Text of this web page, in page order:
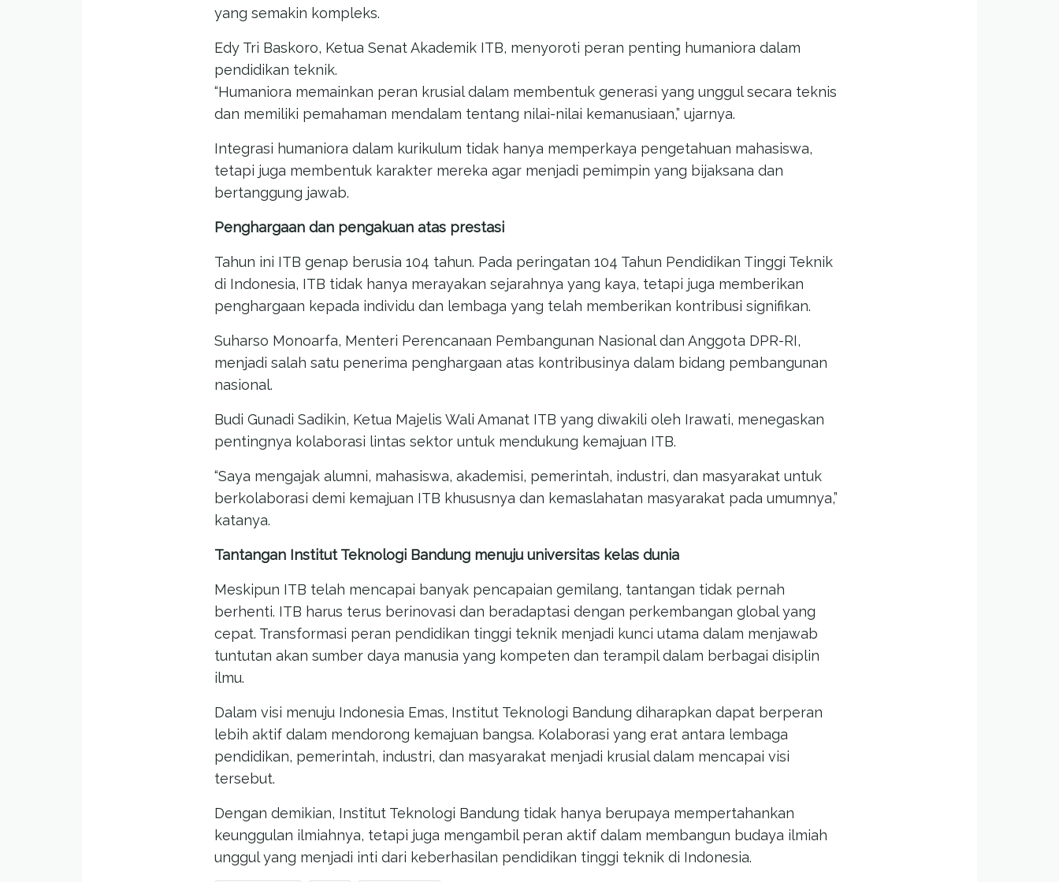
yang semakin kompleks.
Edy Tri Baskoro, Ketua Senat Akademik ITB, menyoroti peran penting humaniora dalam
pendidikan teknik.
“Humaniora memainkan peran krusial dalam membentuk generasi yang unggul secara teknis
dan memiliki pemahaman mendalam tentang nilai-nilai kemanusiaan,” ujarnya.
Integrasi humaniora dalam kurikulum tidak hanya memperkaya pengetahuan mahasiswa,
tetapi juga membentuk karakter mereka agar menjadi pemimpin yang bijaksana dan
bertanggung jawab.
Penghargaan dan pengakuan atas prestasi
Tahun ini ITB genap berusia 104 tahun. Pada peringatan 104 Tahun Pendidikan Tinggi Teknik
di Indonesia, ITB tidak hanya merayakan sejarahnya yang kaya, tetapi juga memberikan
penghargaan kepada individu dan lembaga yang telah memberikan kontribusi signifikan.
Suharso Monoarfa, Menteri Perencanaan Pembangunan Nasional dan Anggota DPR-RI,
menjadi salah satu penerima penghargaan atas kontribusinya dalam bidang pembangunan
nasional.
Budi Gunadi Sadikin, Ketua Majelis Wali Amanat ITB yang diwakili oleh Irawati, menegaskan
pentingnya kolaborasi lintas sektor untuk mendukung kemajuan ITB.
“Saya mengajak alumni, mahasiswa, akademisi, pemerintah, industri, dan masyarakat untuk
berkolaborasi demi kemajuan ITB khususnya dan kemaslahatan masyarakat pada umumnya,”
katanya.
Tantangan Institut Teknologi Bandung menuju universitas kelas dunia
Meskipun ITB telah mencapai banyak pencapaian gemilang, tantangan tidak pernah
berhenti. ITB harus terus berinovasi dan beradaptasi dengan perkembangan global yang
cepat. Transformasi peran pendidikan tinggi teknik menjadi kunci utama dalam menjawab
tuntutan akan sumber daya manusia yang kompeten dan terampil dalam berbagai disiplin
ilmu.
Dalam visi menuju Indonesia Emas, Institut Teknologi Bandung diharapkan dapat berperan
lebih aktif dalam mendorong kemajuan bangsa. Kolaborasi yang erat antara lembaga
pendidikan, pemerintah, industri, dan masyarakat menjadi krusial dalam mencapai visi
tersebut.
Dengan demikian, Institut Teknologi Bandung tidak hanya berupaya mempertahankan
keunggulan ilmiahnya, tetapi juga mengambil peran aktif dalam membangun budaya ilmiah
unggul yang menjadi inti dari keberhasilan pendidikan tinggi teknik di Indonesia.